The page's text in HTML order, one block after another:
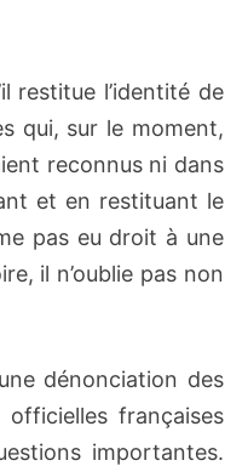
restitue l’identité de
qui, sur le moment,
reconnus ni dans
et en restituant le
pas eu droit à une
il n’oublie pas non
dénonciation des
françaises
importantes.